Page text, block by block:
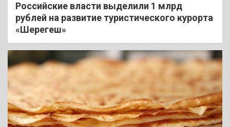
Российские власти выделили 1 млрд
рублей на развитие туристического курорта
«Шерегеш»